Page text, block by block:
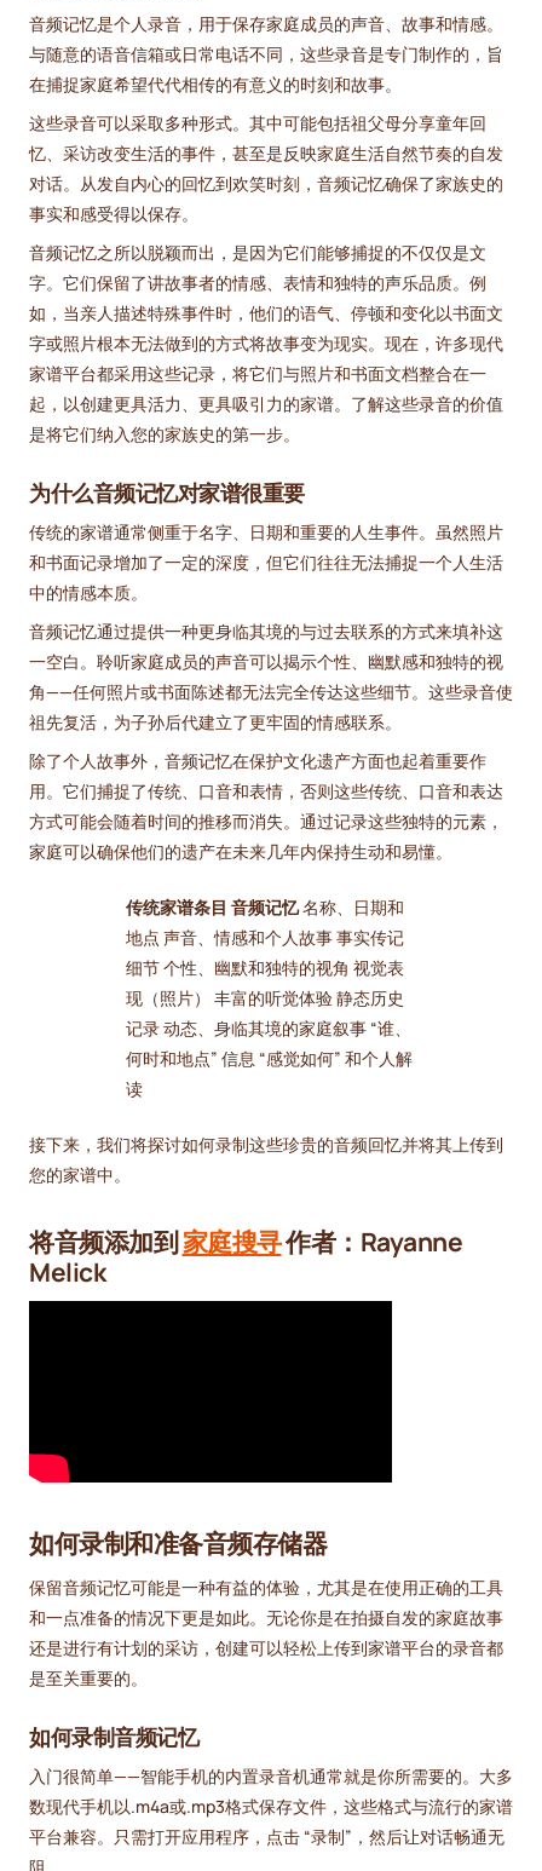
音频记忆是个人录音，用于保存家庭成员的声音、故事和情感。
与随意的语音信箱或日常电话不同，这些录音是专门制作的，旨
在捕捉家庭希望代代相传的有意义的时刻和故事。
这些录音可以采取多种形式。其中可能包括祖父母分享童年回
忆、采访改变生活的事件，甚至是反映家庭生活自然节奏的自发
对话。从发自内心的回忆到欢笑时刻，音频记忆确保了家族史的
事实和感受得以保存。
音频记忆之所以脱颖而出，是因为它们能够捕捉的不仅仅是文
字。它们保留了讲故事者的情感、表情和独特的声乐品质。例
如，当亲人描述特殊事件时，他们的语气、停顿和变化以书面文
字或照片根本无法做到的方式将故事变为现实。现在，许多现代
家谱平台都采用这些记录，将它们与照片和书面文档整合在一
起，以创建更具活力、更具吸引力的家谱。了解这些录音的价值
是将它们纳入您的家族史的第一步。
为什么音频记忆对家谱很重要
传统的家谱通常侧重于名字、日期和重要的人生事件。虽然照片
和书面记录增加了一定的深度，但它们往往无法捕捉一个人生活
中的情感本质。
音频记忆通过提供一种更身临其境的与过去联系的方式来填补这
一空白。聆听家庭成员的声音可以揭示个性、幽默感和独特的视
角——任何照片或书面陈述都无法完全传达这些细节。这些录音使
祖先复活，为子孙后代建立了更牢固的情感联系。
除了个人故事外，音频记忆在保护文化遗产方面也起着重要作
用。它们捕捉了传统、口音和表情，否则这些传统、口音和表达
方式可能会随着时间的推移而消失。通过记录这些独特的元素，
家庭可以确保他们的遗产在未来几年内保持生动和易懂。
传统家谱条目 音频记忆名称、日期和
地点 声音、情感和个人故事 事实传记
细节 个性、幽默和独特的视角 视觉表
现（照片） 丰富的听觉体验 静态历史
记录 动态、身临其境的家庭叙事 “谁、
何时和地点” 信息 “感觉如何” 和个人解
读
接下来，我们将探讨如何录制这些珍贵的音频回忆并将其上传到
您的家谱中。
将音频添加到家庭搜寻作者：Rayanne
Melick
如何录制和准备音频存储器
保留音频记忆可能是一种有益的体验，尤其是在使用正确的工具
和一点准备的情况下更是如此。无论你是在拍摄自发的家庭故事
还是进行有计划的采访，创建可以轻松上传到家谱平台的录音都
是至关重要的。
如何录制音频记忆
入门很简单——智能手机的内置录音机通常就是你所需要的。大多
数现代手机以.m4a或.mp3格式保存文件，这些格式与流行的家谱
平台兼容。只需打开应用程序，点击 “录制”，然后让对话畅通无
阻。